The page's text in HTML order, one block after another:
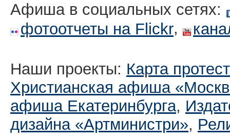
Афиша в социальных сетях:
фотоотчеты на Flickr,
Наши проекты: Карта
Христианская афиша
афиша Екатеринбургa,
дизайна «Артминистри»,